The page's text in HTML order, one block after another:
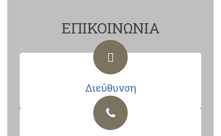
ΕΠΙΚΟΙΝΩΝΙΑ
Διεύθυνση